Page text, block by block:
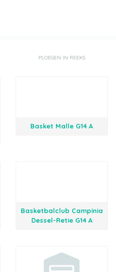
PLOEGEN IN REEKS
Basket Malle G14 A
Basketbalclub Campinia
Dessel-Retie G14 A